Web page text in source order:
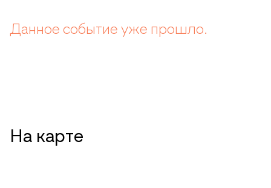
Данное событие уже прошло.
На карте